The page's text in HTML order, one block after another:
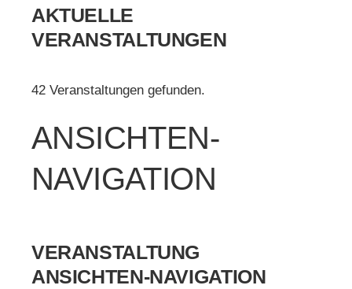
AKTUELLE
VERANSTALTUNGEN
42 Veranstaltungen gefunden.
VERANSTALTUNGEN
ANSICHTEN-
NAVIGATION
VERANSTALTUNG
ANSICHTEN-NAVIGATION